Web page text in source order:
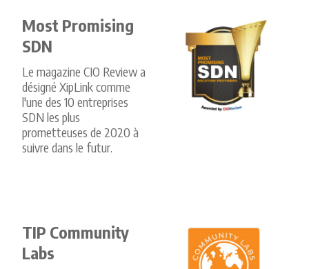
Most Promising
SDN
Le magazine CIO Review a
désigné XipLink comme
l'une des 10 entreprises
SDN les plus
prometteuses de 2020 à
suivre dans le futur.
TIP Community
Labs